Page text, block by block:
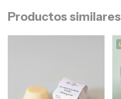
Productos similares